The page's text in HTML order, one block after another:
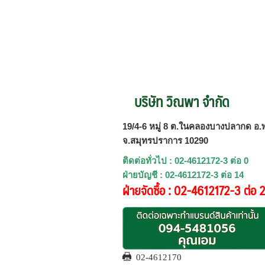
บริษัท วิณพา จำกัด
19/4-6 หมู่ 8 ต.ในคลองบางปลากด อ.
จ.สมุทรปราการ 10290
ติดต่อทั่วไป : 02-4612172-3 ต่อ 0
ฝ่ายบัญชี : 02-4612172-3 ต่อ 14
ฝ่ายจัดซื้อ : 02-4612172-3 ต่อ
02-4612170